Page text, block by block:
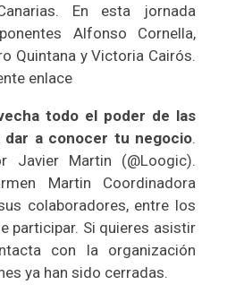
En esta jornada
Alfonso Cornella,
Quintana y Victoria Cairós.
enlace
todo el poder de las
dar a conocer tu negocio.
Javier Martin (@Loogic).
Martin Coordinadora
colaboradores, entre los
participar. Si quieres asistir
con la organización
ya han sido cerradas.